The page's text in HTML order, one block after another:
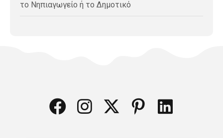
το Νηπιαγωγείο ή το Δημοτικό